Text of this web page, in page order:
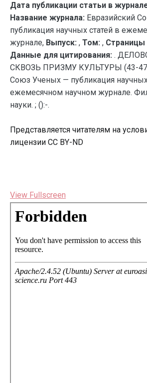
Дата публикации статьи в
Название журнала: Евразийский
публикация научных статей в
журнале, Выпуск: , Том: , Страницы
Данные для цитирования: .
СКВОЗЬ ПРИЗМУ КУЛЬТУРЫ (43-
Союз Ученых — публикация научных
ежемесячном научном журнале.
науки. ; ():-.
Представляется читателям на
лицензии CC BY-ND
View Fullscreen
Перейти
содержимому
PDF